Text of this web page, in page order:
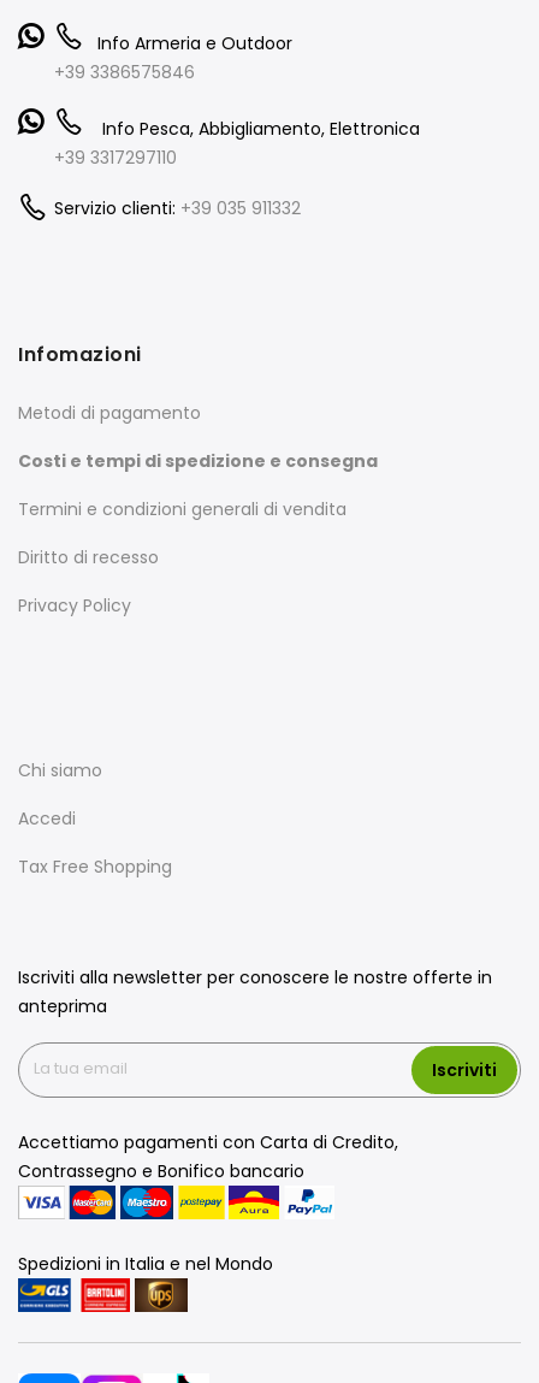
Info Armeria e Outdoor
+39 3386575846
Info Pesca, Abbigliamento, Elettronica
+39 3317297110
Servizio clienti: +39 035 911332
Infomazioni
Metodi di pagamento
Costi e tempi di spedizione e consegna
Termini e condizioni generali di vendita
Diritto di recesso
Privacy Policy
Chi siamo
Accedi
Tax Free Shopping
Iscriviti alla newsletter per conoscere le nostre offerte in
anteprima
Iscriviti
Accettiamo pagamenti con Carta di Credito,
Contrassegno e Bonifico bancario
Spedizioni in Italia e nel Mondo